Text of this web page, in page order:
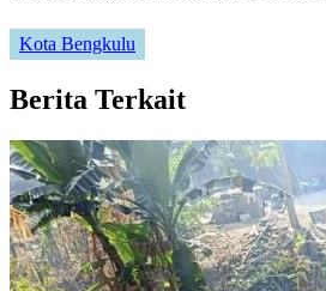
Kota Bengkulu
Berita Terkait